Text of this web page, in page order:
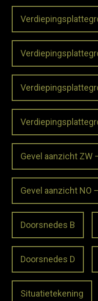
Gevel aanzicht ZW
Gevel aanzicht NO
Doorsnedes B
Doorsnedes D
Situatietekening